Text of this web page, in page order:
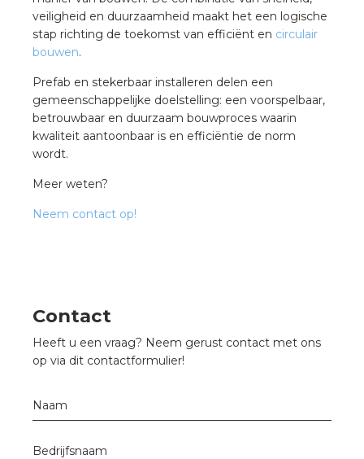
veiligheid en duurzaamheid maakt het een logische
stap richting de toekomst van efficiënt en circulair
bouwen.
Prefab en stekerbaar installeren delen een
gemeenschappelijke doelstelling: een voorspelbaar,
betrouwbaar en duurzaam bouwproces waarin
kwaliteit aantoonbaar is en efficiëntie de norm
wordt.
Meer weten?
Neem contact op!
Contact
Heeft u een vraag? Neem gerust contact met ons
op via dit contactformulier!
Naam
Bedrijfsnaam